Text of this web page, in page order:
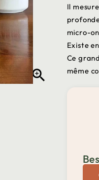

Il
micro-
Existe
Ce
même